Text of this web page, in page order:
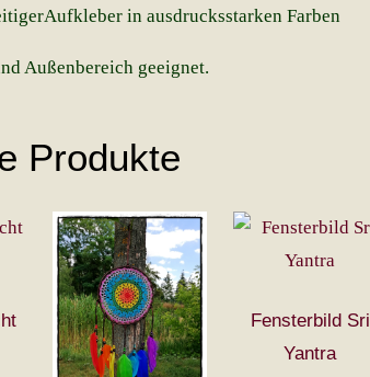
in ausdrucksstarken Farben
Außenbereich geeignet.
Produkte
Fensterbild Sri
Yantra